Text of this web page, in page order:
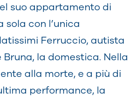
suo appartamento di
sola con l’unica
Ferruccio, autista
la domestica. Nella
alla morte, e a più di
performance, la